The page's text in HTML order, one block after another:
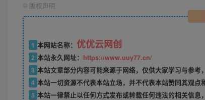
© 版权声明
1 本网站名称： 优优云网创
2 本站永久网址： https://www.uuy77.cn/
3 本站文章部分内容可能来源于网络，仅供大家学习与参考
4 本站一切资源不代表本站立场，并不代表本站赞同其观点
5 本站一律禁止以任何方式发布或转载任何违法的相关信息